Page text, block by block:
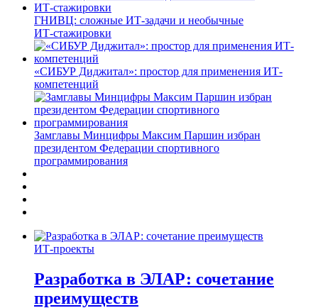
ГНИВЦ: сложные ИТ‑задачи и необычные
ИТ‑стажировки
«СИБУР Диджитал»: простор для применения ИТ-
компетенций
Замглавы Минцифры Максим Паршин избран
президентом Федерации спортивного
программирования
ИТ-проекты
Разработка в ЭЛАР: сочетание
преимуществ